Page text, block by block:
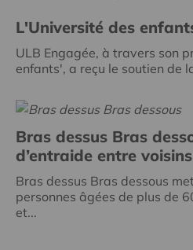
L'Université des
ULB Engagée, à travers son
enfants', a reçu le soutien de
Bras dessus Bras
d’entraide entre voisins
Bras dessus Bras dessous
personnes âgées de plus de
et...